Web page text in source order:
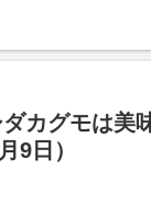
ダカグモは美
9日）